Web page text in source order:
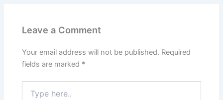
Leave a Comment
Your email address will not be published. Required
fields are marked *
here..